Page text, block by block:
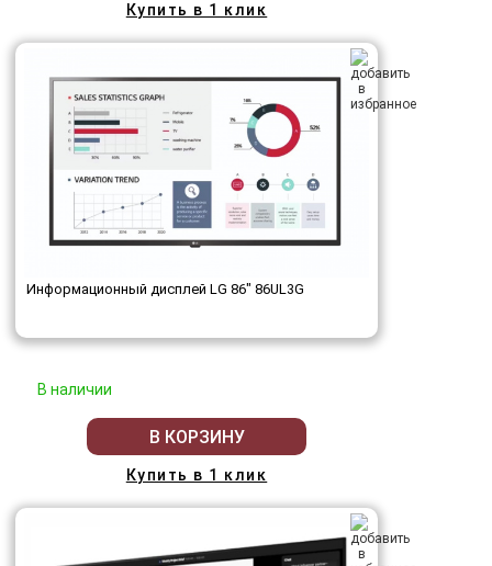
Купить в 1 клик
Информационный дисплей LG 86" 86UL3G
В наличии
В КОРЗИНУ
Купить в 1 клик